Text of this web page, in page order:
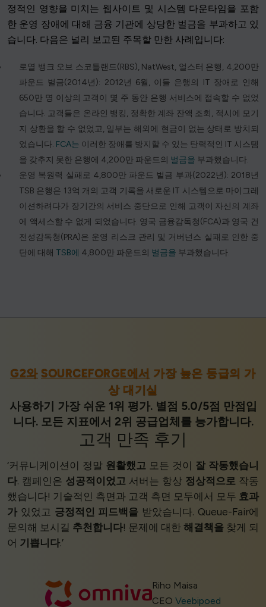
정적인 영향을 미치는 웹사이트 및 시스템 다운타임을 포함
한 운영 장애에 대해 금융 기관에 상당한 벌금을 부과하고 있
습니다. 다음은 널리 보고된 주목할 만한 사례입니다:
로열 뱅크 오브 스코틀랜드(RBS), NatWest, 얼스터 은행, 4,200만
파운드 벌금(2014년): 2012년 6월, 이들 은행의 IT 장애로 인해
650만 명 이상의 고객이 몇 주 동안 은행 서비스에 접속할 수 없었
습니다. 고객들은 온라인 뱅킹, 정확한 계좌 잔액 조회, 적시에 모기
지 상환을 할 수 없었고, 일부는 해외에 현금이 없는 상태로 방치되
었습니다. FCA는 이러한 장애를 방지할 수 있는 탄력적인 IT 시스템
을 갖추지 못한 은행에 4,200만 파운드의 벌금을 부과했습니다.
운영 복원력 실패로 4,800만 파운드 벌금 부과(2022년): 2018년
TSB 은행은 13억 개의 고객 기록을 새로운 IT 시스템으로 마이그레
이션하려다가 장기간의 서비스 중단으로 인해 고객이 자신의 계좌
에 액세스할 수 없게 되었습니다. 영국 금융감독청(FCA)과 영국 건
전성감독청(PRA)은 운영 리스크 관리 및 거버넌스 실패로 인한 중
단에 대해 TSB에 4,800만 파운드의 벌금을 부과했습니다.
G2와 SOURCEFORGE에서 가장 높은 등급의 가
상 대기실
사용하기 가장 쉬운 1위 평가. 별점 5.0/5점 만점입
니다. 모든 지표에서 2위 공급업체를 능가합니다.
고객 만족 후기
‘커뮤니케이션이 정말 원활했고 모든 것이 잘 작동했습니
다. 캠페인은 성공적이었고 서버는 항상 정상적으로 작동
했습니다! 기술적인 측면과 고객 측면 모두에서 모두 효과
가 있었고 긍정적인 피드백을 받았습니다. Queue-Fair에
문의해 보시길 추천합니다! 문제에 대한해결책을 찾게 되
어 기쁩니다.’
Riho Maisa
CEO Veebipoed